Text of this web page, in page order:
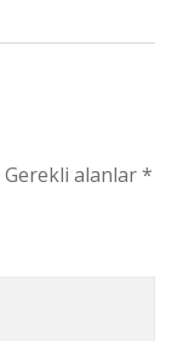
Gerekli alanlar*